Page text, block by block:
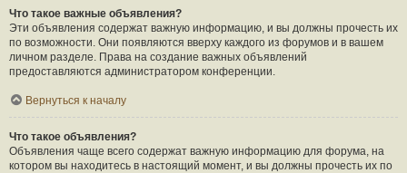
Что такое важные объявления?
Эти объявления содержат важную информацию, и вы должны прочесть их
по возможности. Они появляются вверху каждого из форумов и в вашем
личном разделе. Права на создание важных объявлений
предоставляются администратором конференции.
Вернуться к началу
Что такое объявления?
Объявления чаще всего содержат важную информацию для форума, на
котором вы находитесь в настоящий момент, и вы должны прочесть их по